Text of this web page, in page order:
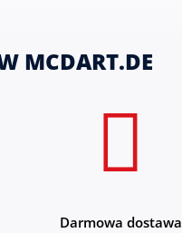
MCDART.DE
Darmowa dostawa